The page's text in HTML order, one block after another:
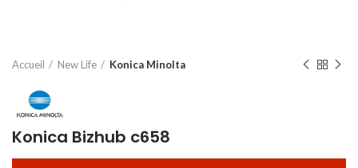
Accueil New Life Konica Minolta
Konica Bizhub c658